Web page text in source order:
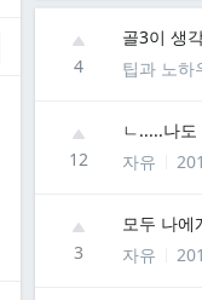
4
골3이 생
팁과 노하
12
ㄴ.....나
자유
3
모두 나에
자유